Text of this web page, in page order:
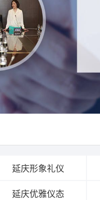
延庆形象礼仪
延庆优雅仪态